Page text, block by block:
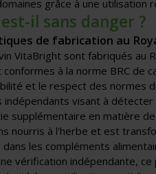
grâce à une utilisation
il sans danger ?
de fabrication au
VitaBright sont fabriqués au
à la norme BRC de
et le respect des normes
visant à
supplémentaire en matière
nourris à l'herbe et est
les compléments
vérification indépendante,